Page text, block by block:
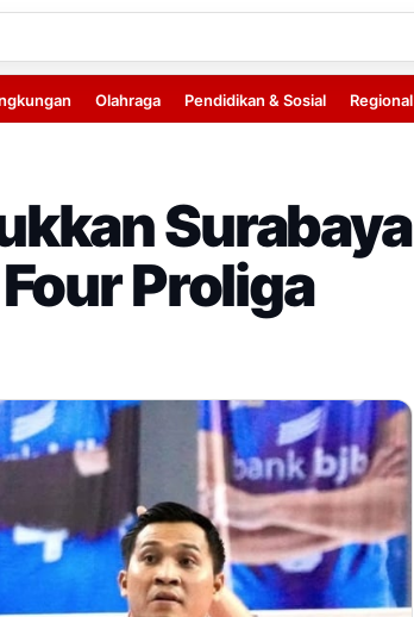
Olahraga Pendidikan & Sosial Regional
Surabaya
Proliga